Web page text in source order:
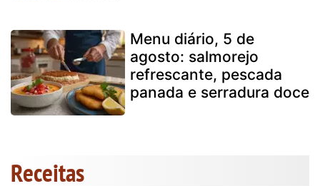
Menu diário, 5 de
agosto: salmorejo
refrescante, pescada
panada e serradura doce
Receitas